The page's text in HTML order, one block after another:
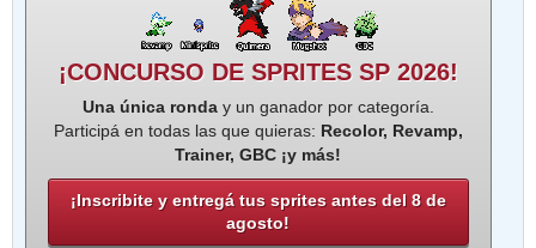
¡CONCURSO DE SPRITES SP 2026!
Una única ronday un ganador por categoría.
Participá en todas las que quieras: Recolor, Revamp,
Trainer, GBC ¡y más!
¡Inscribite y entregá tus sprites antes del 8 de
agosto!